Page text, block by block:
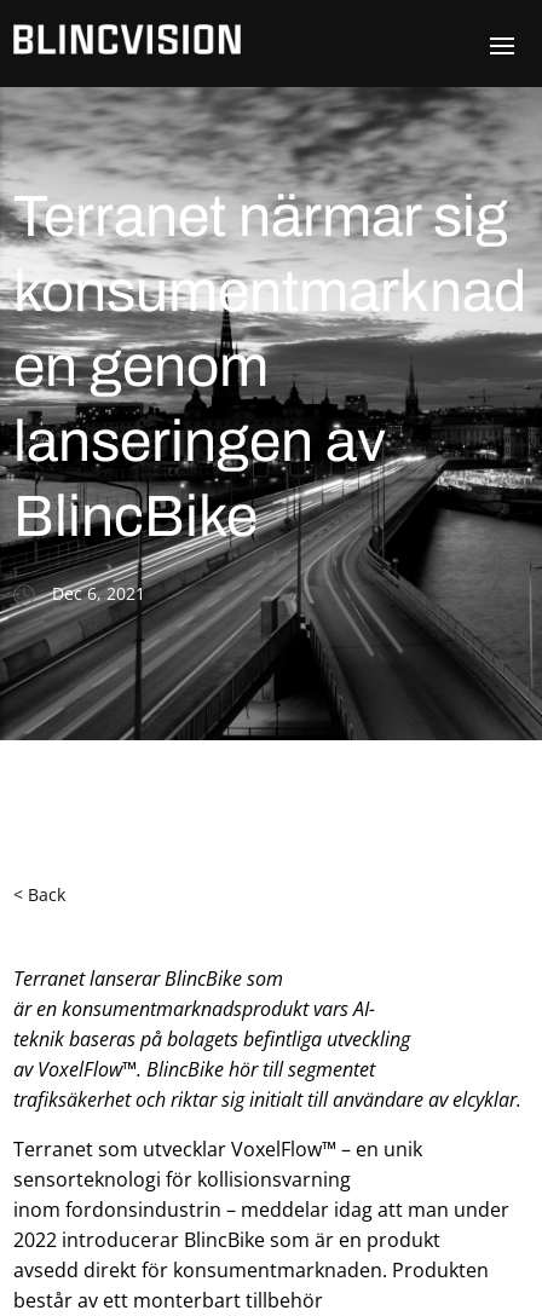
Terranet närmar sig
konsumentmarknad
en genom
lanseringen av
BlincBike
Dec 6, 2021
< Back
Terranet lanserar BlincBike som
är en konsumentmarknadsprodukt vars AI-
teknik baseras på bolagets befintliga utveckling
av VoxelFlow™. BlincBike hör till segmentet
trafiksäkerhet och riktar sig initialt till användare av elcyklar.
Terranet som utvecklar VoxelFlow™ – en unik
sensorteknologi för kollisionsvarning
inom fordonsindustrin – meddelar idag att man under
2022 introducerar BlincBike som är en produkt
avsedd direkt för konsumentmarknaden. Produkten
består av ett monterbart tillbehör